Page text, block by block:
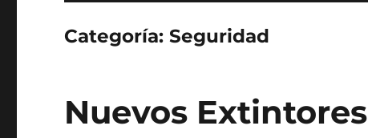
Categoría:Seguridad
Nuevos Extintores